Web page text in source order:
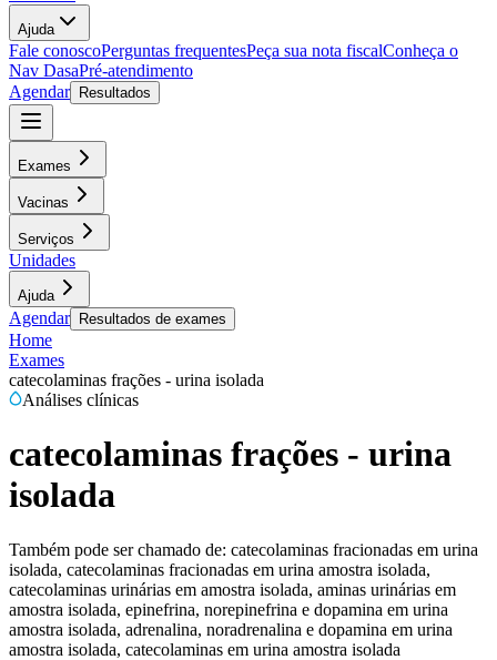
Ajuda
Fale conoscoPerguntas frequentesPeça sua nota fiscalConheça o
Nav DasaPré-atendimento
Agendar
Resultados
Exames
Vacinas
Serviços
Unidades
Ajuda
Agendar Resultados de exames
Home
Exames
catecolaminas frações - urina isolada
Análises clínicas
catecolaminas frações - urina
isolada
Também pode ser chamado de: catecolaminas fracionadas em urina
isolada, catecolaminas fracionadas em urina amostra isolada,
catecolaminas urinárias em amostra isolada, aminas urinárias em
amostra isolada, epinefrina, norepinefrina e dopamina em urina
amostra isolada, adrenalina, noradrenalina e dopamina em urina
amostra isolada, catecolaminas em urina amostra isolada